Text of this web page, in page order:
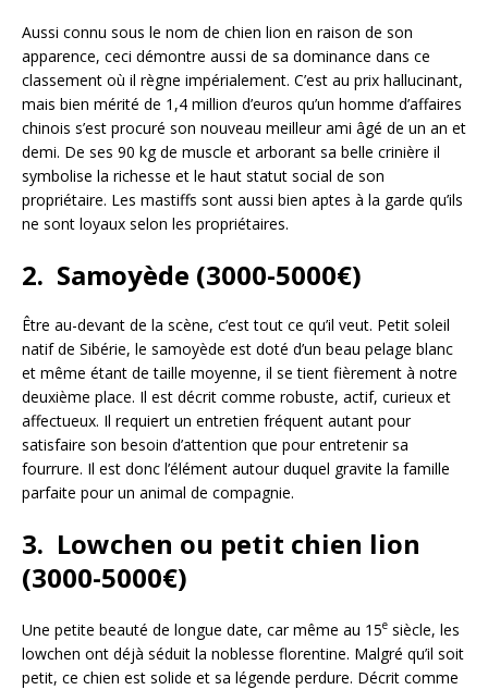
Aussi connu sous le nom de chien lion en raison de son
apparence, ceci démontre aussi de sa dominance dans ce
classement où il règne impérialement. C’est au prix hallucinant,
mais bien mérité de 1,4 million d’euros qu’un homme d’affaires
chinois s’est procuré son nouveau meilleur ami âgé de un an et
demi. De ses 90 kg de muscle et arborant sa belle crinière il
symbolise la richesse et le haut statut social de son
propriétaire. Les mastiffs sont aussi bien aptes à la garde qu’ils
ne sont loyaux selon les propriétaires.
2. Samoyède (3000-5000€)
Être au-devant de la scène, c’est tout ce qu’il veut. Petit soleil
natif de Sibérie, le samoyède est doté d’un beau pelage blanc
et même étant de taille moyenne, il se tient fièrement à notre
deuxième place. Il est décrit comme robuste, actif, curieux et
affectueux. Il requiert un entretien fréquent autant pour
satisfaire son besoin d’attention que pour entretenir sa
fourrure. Il est donc l’élément autour duquel gravite la famille
parfaite pour un animal de compagnie.
3. Lowchen ou petit chien lion
(3000-5000€)
Une petite beauté de longue date, car même au 15e siècle, les
lowchen ont déjà séduit la noblesse florentine. Malgré qu’il soit
petit, ce chien est solide et sa légende perdure. Décrit comme